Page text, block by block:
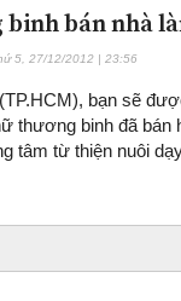
bán nhà
5, 27/12/2012 | 23:56
bạn sẽ
thương binh đã bán
tâm từ thiện nuôi